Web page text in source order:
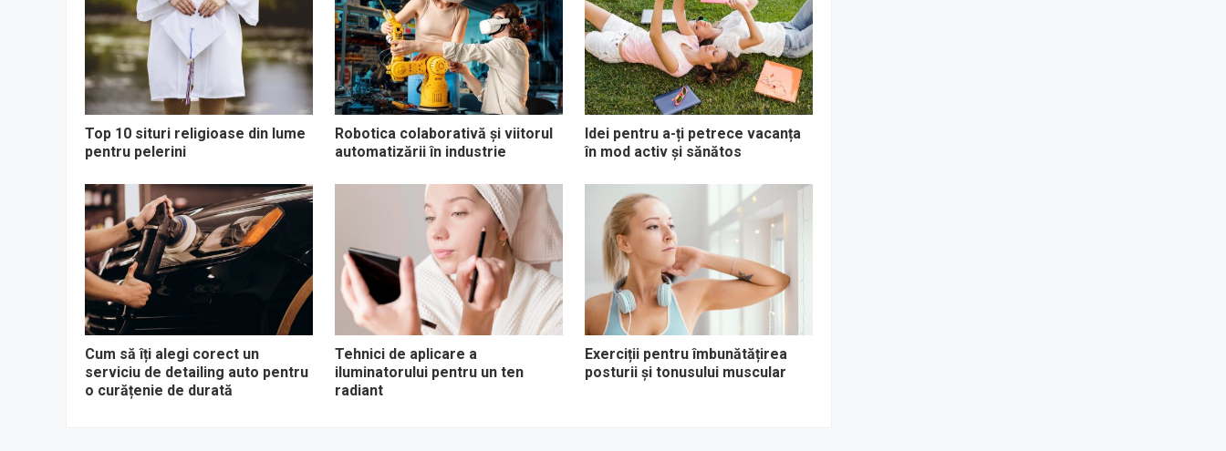
Top 10 situri religioase din lume
pentru pelerini
Robotica colaborativă și viitorul
automatizării în industrie
Idei pentru a-ți petrece vacanța
în mod activ și sănătos
Cum să îți alegi corect un
serviciu de detailing auto pentru
o curățenie de durată
Tehnici de aplicare a
iluminatorului pentru un ten
radiant
Exerciții pentru îmbunătățirea
posturii și tonusului muscular